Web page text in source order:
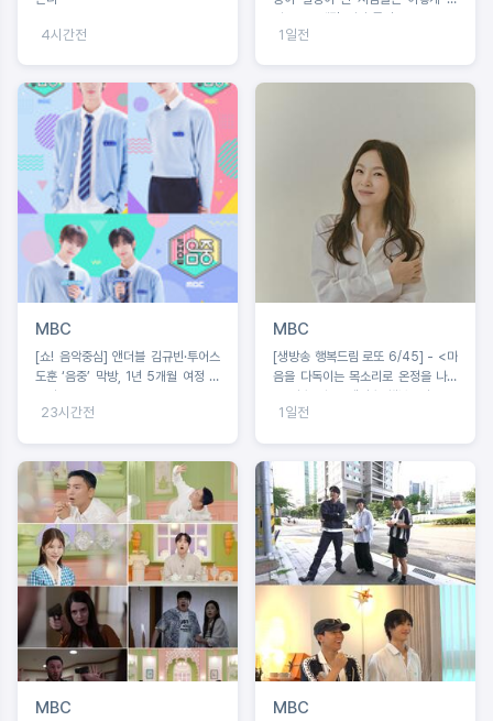
4시간전
까? '운동세권' 임장 특집!
1일전
MBC
[쇼! 음악중심] 앤더블 김규빈·투어스
도훈 ‘음중’ 막방, 1년 5개월 여정 마
23시간전
MBC
[생방송 행복드림 로또 6/45] - <마
음을 다독이는 목소리로 온정을 나누
6/45’ 황금손 출연>
1일전
MBC MBC